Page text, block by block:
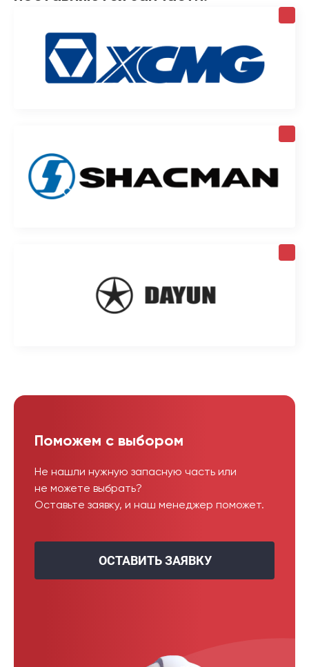
Поможем с выбором
Не нашли нужную запасную часть или
не можете выбрать?
Оставьте заявку, и наш менеджер поможет.
ОСТАВИТЬ ЗАЯВКУ